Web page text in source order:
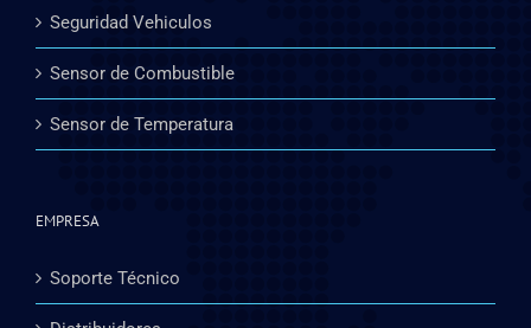
Seguridad Vehiculos
Sensor de Combustible
Sensor de Temperatura
EMPRESA
Soporte Técnico